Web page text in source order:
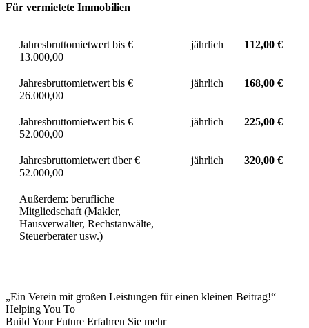
Für vermietete Immobilien
Jahresbruttomietwert bis €
13.000,00
jährlich 112,00 €
Jahresbruttomietwert bis €
26.000,00
jährlich 168,00 €
Jahresbruttomietwert bis €
52.000,00
jährlich 225,00 €
Jahresbruttomietwert über €
52.000,00
jährlich 320,00 €
Außerdem: berufliche
Mitgliedschaft (Makler,
Hausverwalter, Rechstanwälte,
Steuerberater usw.)
„Ein Verein mit großen Leistungen für einen kleinen Beitrag!“
Helping You To
Build Your Future Erfahren Sie mehr